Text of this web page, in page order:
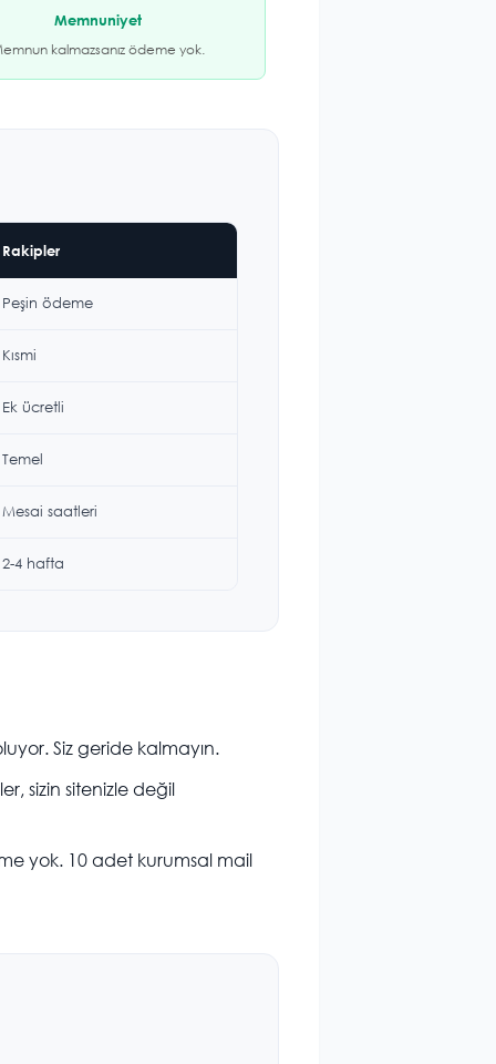
Memnuniyet
kalmazsanız ödeme yok.
Rakipler
Peşin ödeme
Kısmi
Ek ücretli
Temel
Mesai saatleri
2-4 hafta
Siz geride kalmayın.
sizin sitenizle değil
yok. 10 adet kurumsal mail